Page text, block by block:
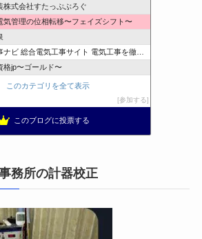
株式会社すたっぷぶろぐ
気管理の位相転移〜フェイズシフト〜
ビ 総合電気工事サイト 電気工事を徹底解説
格jp〜ゴールド〜
| エアコン取付 鹿児島 | 鹿児島のエアコン工事
このカテゴリを全て表示
参加する
このブログに投票する
務所の計器校正